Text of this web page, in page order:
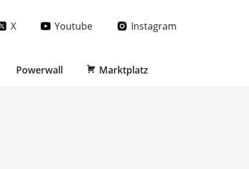
X Youtube Instagram
Powerwall Marktplatz